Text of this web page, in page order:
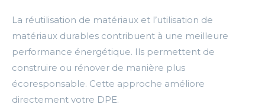
La réutilisation de matériaux et l’utilisation de
matériaux durables contribuent à une meilleure
performance énergétique. Ils permettent de
construire ou rénover de manière plus
écoresponsable. Cette approche améliore
directement votre DPE.